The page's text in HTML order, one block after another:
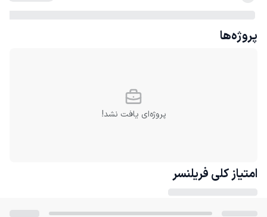
پروژه‌ها
پروژه‌ای یافت نشد!
امتیاز کلی فریلنسر